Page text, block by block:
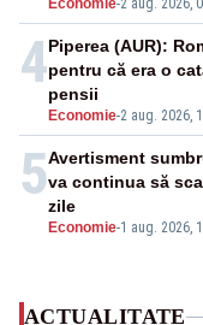
Economie-2 aug. 2026,
4
Economie-2 aug. 2026,
Piperea (AUR):
pentru că era o
pensii
5
Economie-1 aug. 2026,
Avertisment
va continua să
zile
ACTUALITATE